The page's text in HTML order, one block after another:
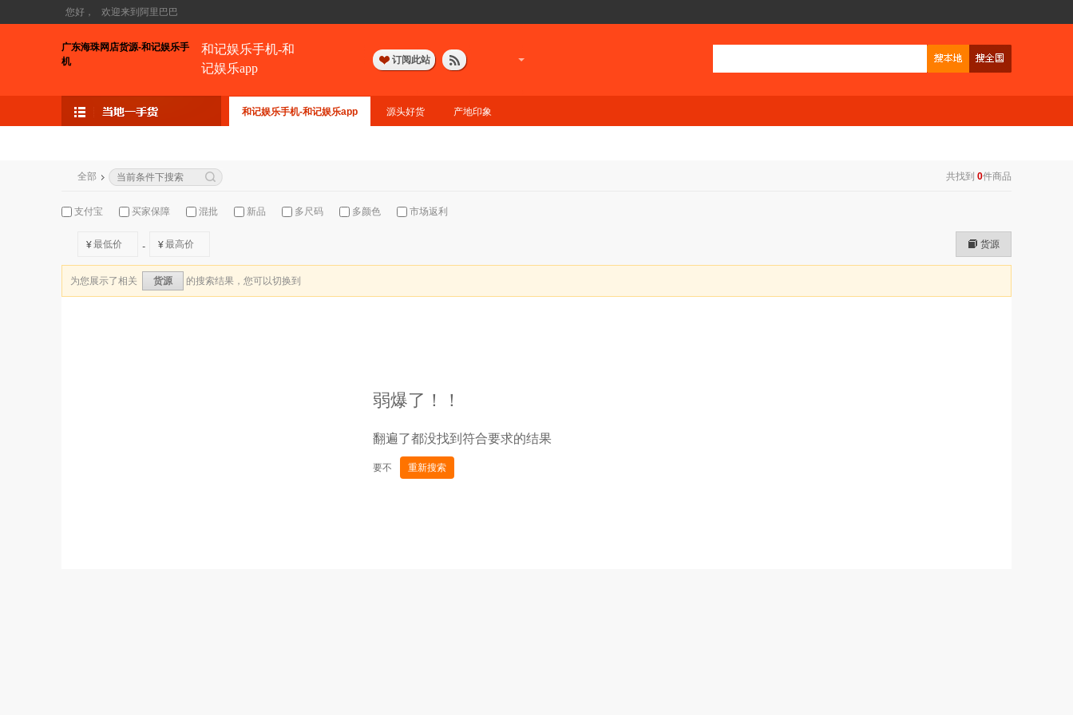
您好， 欢迎来到阿里巴巴
广东海珠网店货源-和记娱乐手
机
和记娱乐手机-和
记娱乐app
订阅此站
和记娱乐手机-和记娱乐app 源头好货 产地印象
共找到 0件商品
全部
支付宝 买家保障 混批 新品 多尺码 多颜色 市场返利
¥ - ¥ 货源
为您展示了相关 货源 的搜索结果，您可以切换到
弱爆了！！
翻遍了都没找到符合要求的结果
要不 重新搜索